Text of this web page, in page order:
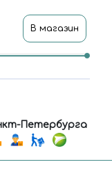
В магазин
Петербурга